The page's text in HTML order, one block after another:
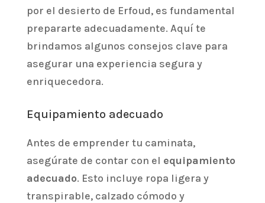
por el desierto de Erfoud, es fundamental
prepararte adecuadamente. Aquí te
brindamos algunos consejos clave para
asegurar una experiencia segura y
enriquecedora.
Equipamiento adecuado
Antes de emprender tu caminata,
asegúrate de contar con el equipamiento
adecuado. Esto incluye ropa ligera y
transpirable, calzado cómodo y